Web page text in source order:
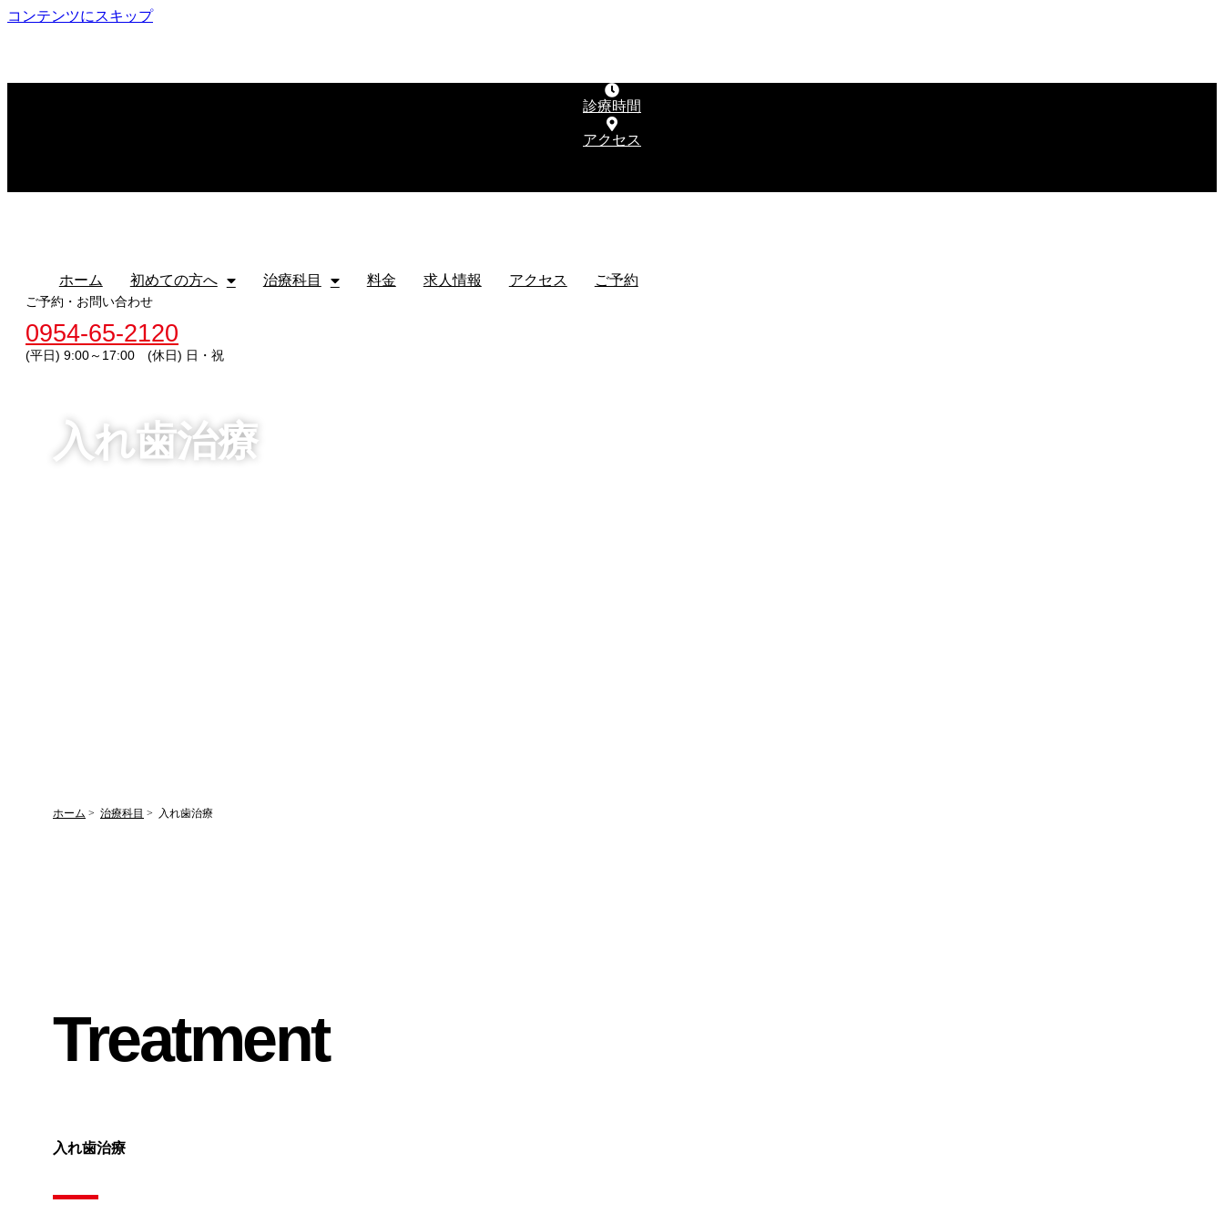
コンテンツにスキップ
診療時間
アクセス
ホーム 初めての方へ 治療科目 料金 求人情報 アクセス ご予約
ご予約・お問い合わせ
0954-65-2120
(平日) 9:00～17:00 (休日) 日・祝
入れ歯治療
ホーム 治療科目 入れ歯治療
Treatment
入れ歯治療